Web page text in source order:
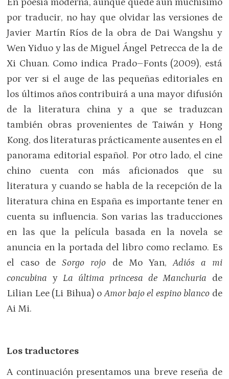
En poesía moderna, aunque quede aún muchísimo
por traducir, no hay que olvidar las versiones de
Javier Martín Ríos de la obra de Dai Wangshu y
Wen Yiduo y las de Miguel Ángel Petrecca de la de
Xi Chuan. Como indica Prado–Fonts (2009), está
por ver si el auge de las pequeñas editoriales en
los últimos años contribuirá a una mayor difusión
de la literatura china y a que se traduzcan
también obras provenientes de Taiwán y Hong
Kong, dos literaturas prácticamente ausentes en el
panorama editorial español. Por otro lado, el cine
chino cuenta con más aficionados que su
literatura y cuando se habla de la recepción de la
literatura china en España es importante tener en
cuenta su influencia. Son varias las traducciones
en las que la película basada en la novela se
anuncia en la portada del libro como reclamo. Es
el caso deSorgo rojo de Mo Yan,Adiós a mi
concubina y La última princesa de Manchuria de
Lilian Lee (Li Bihua) oAmor bajo el espino blanco de
Ai Mi.
Los traductores
A continuación presentamos una breve reseña de